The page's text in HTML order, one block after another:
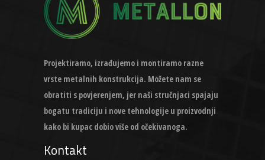
Projektiramo, izrađujemo i montiramo razne
vrste metalnih konstrukcija. Možete nam se
obratiti s povjerenjem, jer naši stručnjaci spajaju
bogatu tradiciju i nove tehnologije u proizvodnji
kako bi kupac dobio više od očekivanoga.
Kontakt